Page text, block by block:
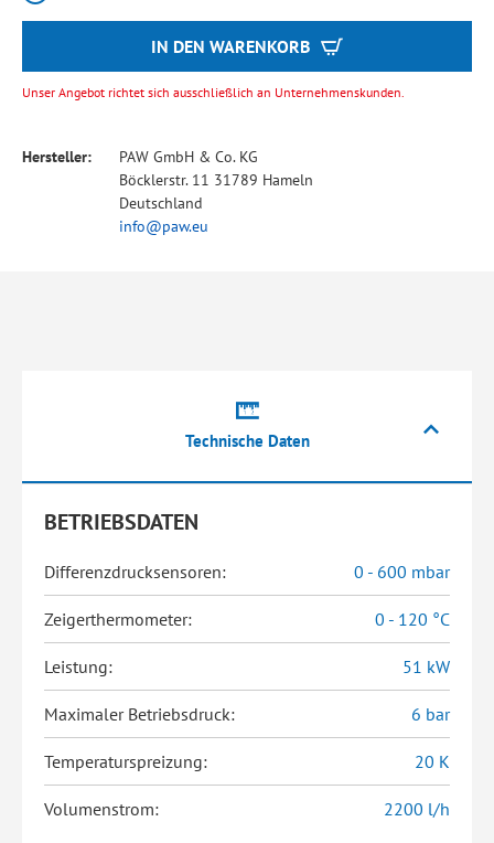
IN DEN WARENKORB
Unser Angebot richtet sich ausschließlich an Unternehmenskunden.
Hersteller:
PAW GmbH & Co. KG
Böcklerstr. 11 31789 Hameln
Deutschland
info@paw.eu
Technische Daten
BETRIEBSDATEN
Differenzdrucksensoren: 0 - 600 mbar
Zeigerthermometer: 0 - 120 °C
Leistung: 51 kW
Maximaler Betriebsdruck: 6 bar
Temperaturspreizung: 20 K
Volumenstrom: 2200 l/h